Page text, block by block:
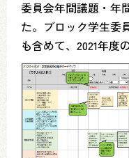
委員会年間議題・年
た。ブロック学生委
も含めて、2021年度